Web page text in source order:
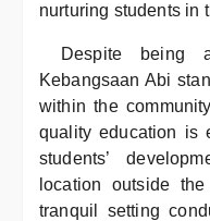
nurturing students in
Despite being
Kebangsaan Abi
within the
quality education is
students’
location outside
tranquil setting